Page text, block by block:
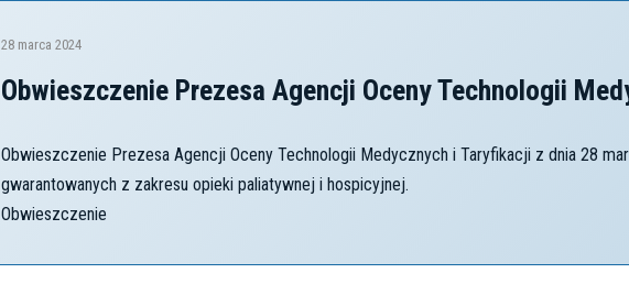
28 marca 2024
Obwieszczenie Prezesa Agencji Oceny Technologii
Obwieszczenie Prezesa Agencji Oceny Technologii Medycznych i Taryfikacji z dnia 28
gwarantowanych z zakresu opieki paliatywnej i hospicyjnej.
Obwieszczenie